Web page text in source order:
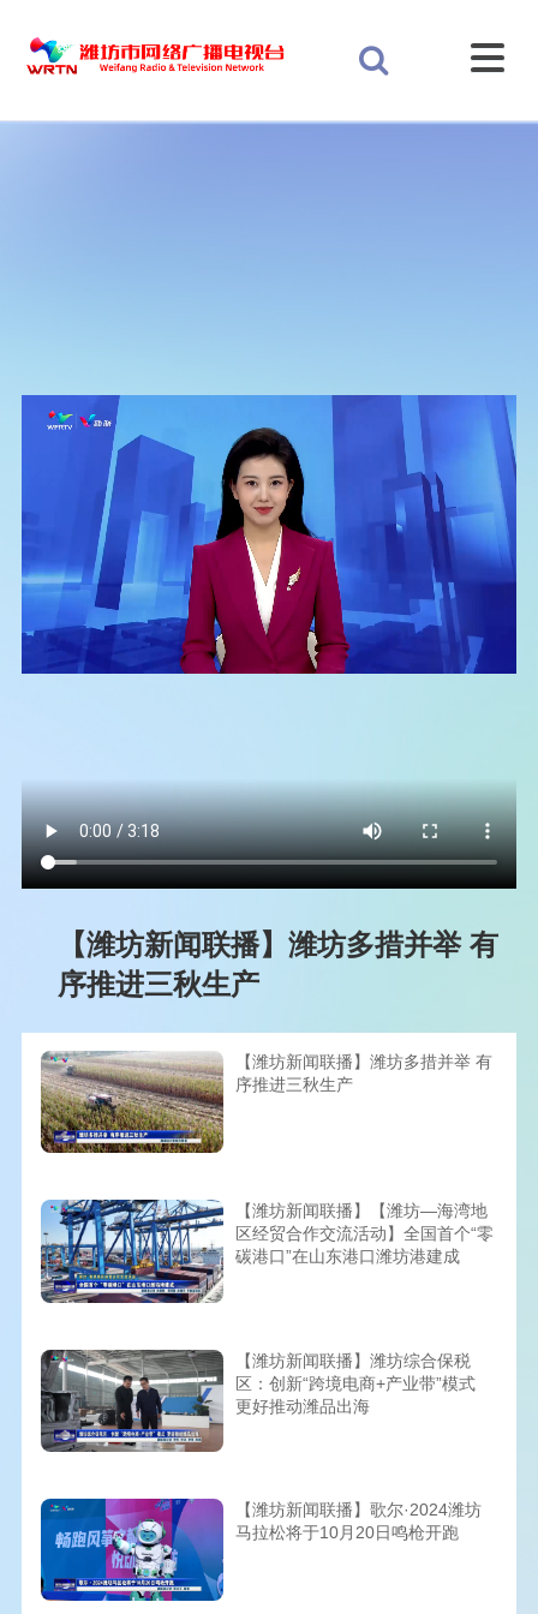
【潍坊新闻联播】潍坊多措并举 有
序推进三秋生产
【潍坊新闻联播】潍坊多措并举 有
序推进三秋生产
【潍坊新闻联播】【潍坊—海湾地
区经贸合作交流活动】全国首个“零
碳港口”在山东港口潍坊港建成
【潍坊新闻联播】潍坊综合保税
区：创新“跨境电商+产业带”模式
更好推动潍品出海
【潍坊新闻联播】歌尔·2024潍坊
马拉松将于10月20日鸣枪开跑